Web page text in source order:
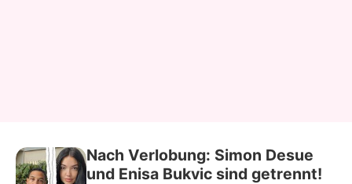
Nach Verlobung: Simon Desue
und Enisa Bukvic sind getrennt!